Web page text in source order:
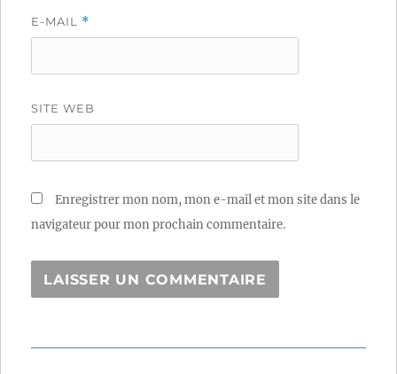
E-MAIL *
SITE WEB
Enregistrer mon nom, mon e-mail et mon site dans le
navigateur pour mon prochain commentaire.